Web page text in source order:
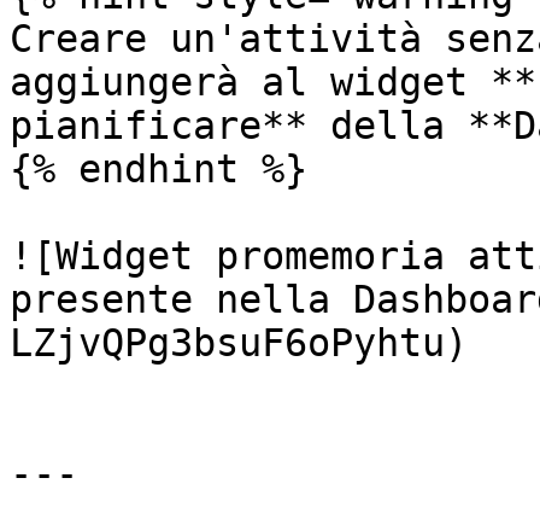
Creare un'attività
aggiungerà al widget
pianificare** della
{% endhint %}
![Widget promemoria
presente nella
LZjvQPg3bsuF6oPyhtu)
---